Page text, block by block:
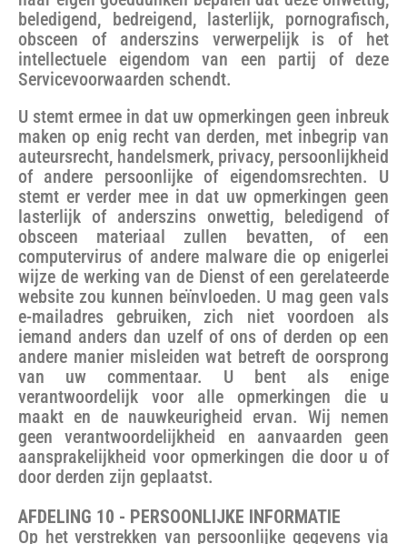
beledigend, bedreigend, lasterlijk, pornografisch,
obsceen of anderszins verwerpelijk is of het
intellectuele eigendom van een partij of deze
Servicevoorwaarden schendt.
U stemt ermee in dat uw opmerkingen geen inbreuk
maken op enig recht van derden, met inbegrip van
auteursrecht, handelsmerk, privacy, persoonlijkheid
of andere persoonlijke of eigendomsrechten. U
stemt er verder mee in dat uw opmerkingen geen
lasterlijk of anderszins onwettig, beledigend of
obsceen materiaal zullen bevatten, of een
computervirus of andere malware die op enigerlei
wijze de werking van de Dienst of een gerelateerde
website zou kunnen beïnvloeden. U mag geen vals
e-mailadres gebruiken, zich niet voordoen als
iemand anders dan uzelf of ons of derden op een
andere manier misleiden wat betreft de oorsprong
van uw commentaar. U bent als enige
verantwoordelijk voor alle opmerkingen die u
maakt en de nauwkeurigheid ervan. Wij nemen
geen verantwoordelijkheid en aanvaarden geen
aansprakelijkheid voor opmerkingen die door u of
door derden zijn geplaatst.
AFDELING 10 - PERSOONLIJKE INFORMATIE
Op het verstrekken van persoonlijke gegevens via